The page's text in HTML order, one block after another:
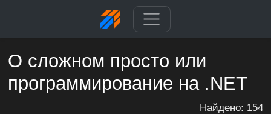
О сложном просто или
программирование на .NET
Найдено: 154